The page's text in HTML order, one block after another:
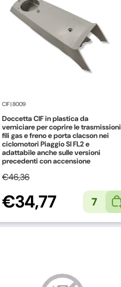
CIF|8009
Doccetta CIF in plastica da
verniciare per coprire le trasmissioni
fili gas e freno e porta clacson nei
ciclomotori Piaggio SI FL2 e
adattabile anche sulle versioni
precedenti con accensione
€46,36
€34,77 7